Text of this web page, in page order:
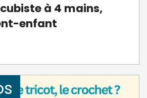
à 4 mains,
enfant